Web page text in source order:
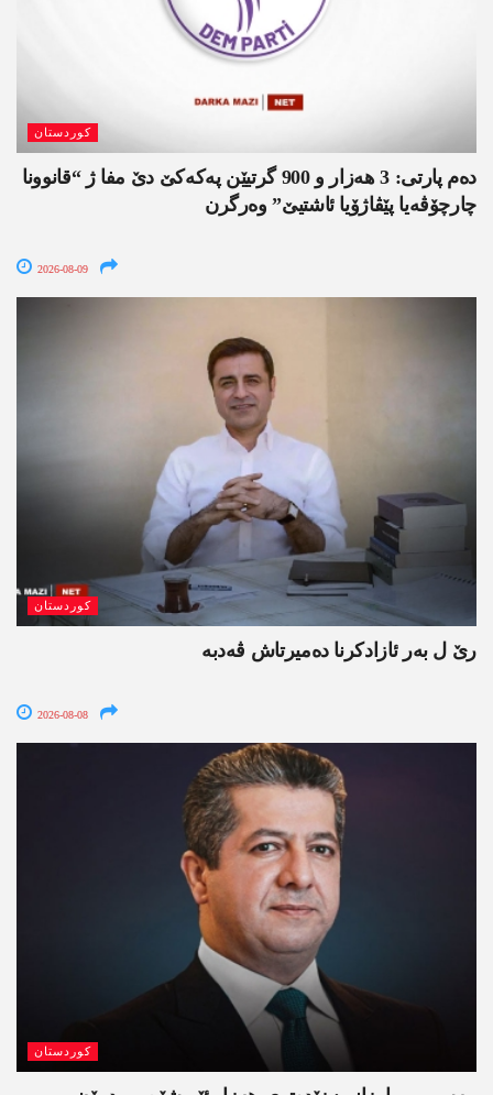
کوردستان
دەم پارتی: 3 ھەزار و 900 گرتیێن پەکەکێ دێ مفا ژ “قانوونا
چارچۆڤەیا پێڤاژۆیا ئاشتیێ” وەرگرن
2026-08-09
کوردستان
رێ ل بەر ئازادکرنا دەمیرتاش ڤەدبە
2026-08-08
کوردستان